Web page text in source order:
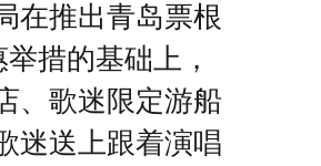
在推出青岛票根
措的基础上，
、歌迷限定游船
迷送上跟着演唱